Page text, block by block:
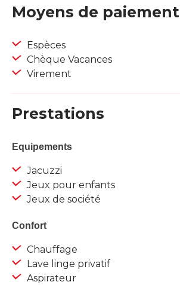
Moyens de paiement
Espèces
Chèque Vacances
Virement
Prestations
Equipements
Jacuzzi
Jeux pour enfants
Jeux de société
Confort
Chauffage
Lave linge privatif
Aspirateur